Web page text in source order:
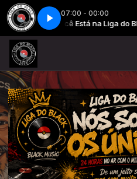
07:00 - 00:00
Você Está na Liga do